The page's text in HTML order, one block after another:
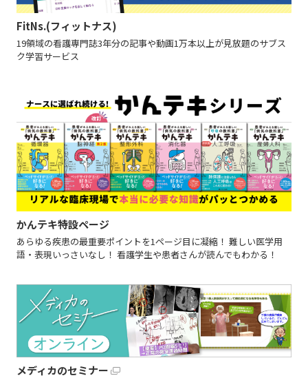
FitNs.(フィットナス)
19領域の看護専門誌3年分の記事や動画1万本以上が見放題のサブス
ク学習サービス
かんテキ特設ページ
あらゆる疾患の最重要ポイントを1ページ目に凝縮！ 難しい医学用
語・表現いっさいなし！ 看護学生や患者さんが読んでもわかる！
メディカのセミナー